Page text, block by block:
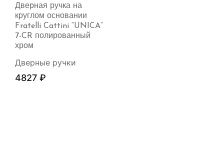
Дверная ручка на
круглом основании
Fratelli Cattini “UNICA”
7-CR полированный
хром
Дверные ручки
4827 ₽